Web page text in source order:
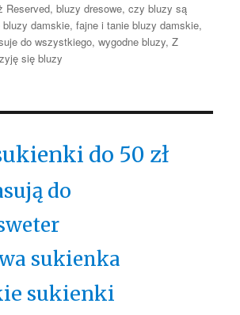
Reserved,bluzy dresowe,czy bluzy są
bluzy damskie,fajne i tanie bluzy damskie,
do wszystkiego,wygodne bluzy,Z
się bluzy
do 50 zł
do
sukienka
sukienki